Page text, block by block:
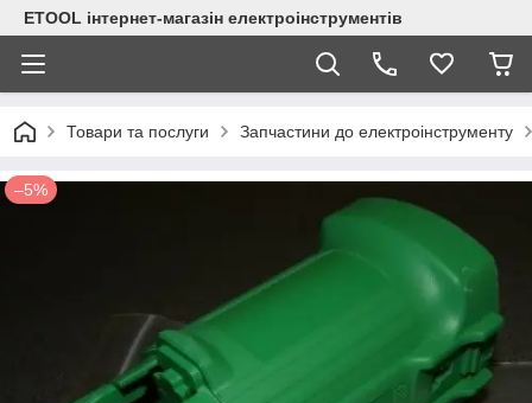
ETOOL інтернет-магазін електроінструментів
Товари та послуги Запчастини до електроінструменту
–5%